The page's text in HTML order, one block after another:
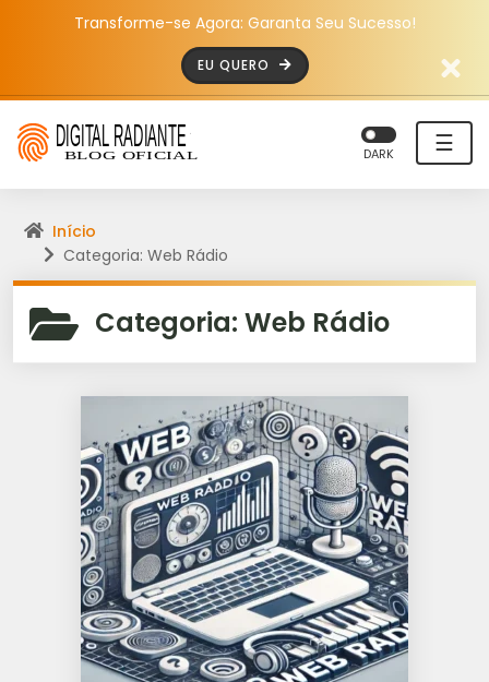
Transforme-se Agora: Garanta Seu Sucesso!
EU QUERO
☰
DARK
Início
Categoria: Web Rádio
Categoria: Web Rádio